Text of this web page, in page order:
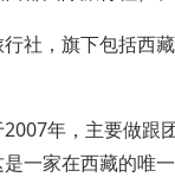
社，旗下包括西
年，主要做跟
一家在西藏的唯